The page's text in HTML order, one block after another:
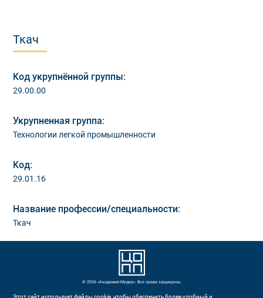
Ткач
Код укрупнённой группы:
29.00.00
Укрупненная группа:
Технологии легкой промышленности
Код:
29.01.16
Название профессии/специальности:
Ткач
© 2026 «Академия-Медиа». Все права защищены.
Этот сайт использует файлы cookie, чтобы обеспечить более удобный и